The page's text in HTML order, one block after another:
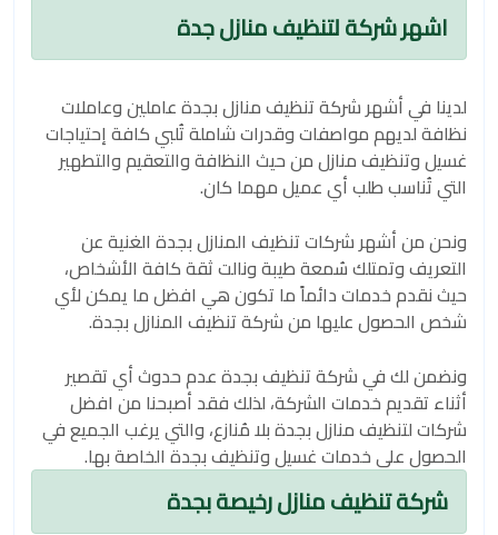
اشهر شركة لتنظيف منازل جدة
لدينا في أشهر شركة تنظيف منازل بجدة عاملين وعاملات
نظافة لديهم مواصفات وقدرات شاملة تُلبي كافة إحتياجات
غسيل وتنظيف منازل من حيث النظافة والتعقيم والتطهير
التي تُناسب طلب أي عميل مهما كان.
ونحن من أشهر شركات تنظيف المنازل بجدة الغنية عن
التعريف وتمتلك سُمعة طيبة ونالت ثقة كافة الأشخاص،
حيث نقدم خدمات دائماً ما تكون هي افضل ما يمكن لأي
شخص الحصول عليها من شركة تنظيف المنازل بجدة.
ونضمن لك في شركة تنظيف بجدة عدم حدوث أي تقصير
أثناء تقديم خدمات الشركة، لذلك فقد أصبحنا من افضل
شركات لتنظيف منازل بجدة بلا مُنازع، والتي يرغب الجميع في
الحصول على خدمات غسيل وتنظيف بجدة الخاصة بها.
شركة تنظيف منازل رخيصة بجدة